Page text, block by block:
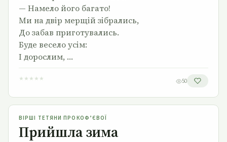
— Намело його багато!
Ми на двір мерщій зібрались,
До забав приготувались.
Буде весело усім:
І дорослим, …
★ ★ ★ ★ ★ 50
Прийшла зима
ВІРШІ ТЕТЯНИ ПРОКОФ’ЄВОЇ
Прийшла зима